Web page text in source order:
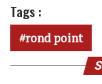
Tags :
rond point